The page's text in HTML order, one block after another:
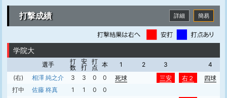
打撃成績 簡易
詳細
学院大
選手
打
数
安
打
打
点 本 1 2 3
4
(右)
相澤 純之介 3 3 0 0 死球 三安 右２ 四球
打中
佐藤 柊真 1 1 0
0